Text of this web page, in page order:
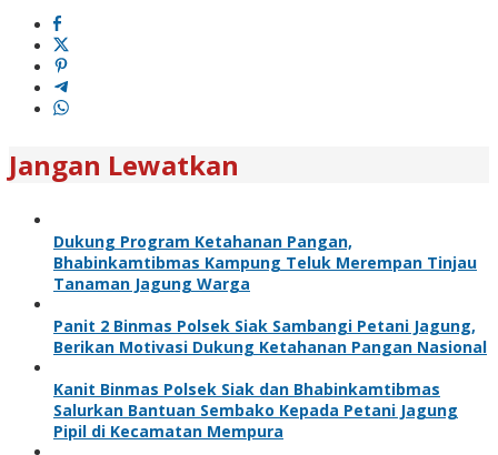
Jangan Lewatkan
Dukung Program Ketahanan Pangan,
Bhabinkamtibmas Kampung Teluk Merempan Tinjau
Tanaman Jagung Warga
Panit 2 Binmas Polsek Siak Sambangi Petani Jagung,
Berikan Motivasi Dukung Ketahanan Pangan Nasional
Kanit Binmas Polsek Siak dan Bhabinkamtibmas
Salurkan Bantuan Sembako Kepada Petani Jagung
Pipil di Kecamatan Mempura